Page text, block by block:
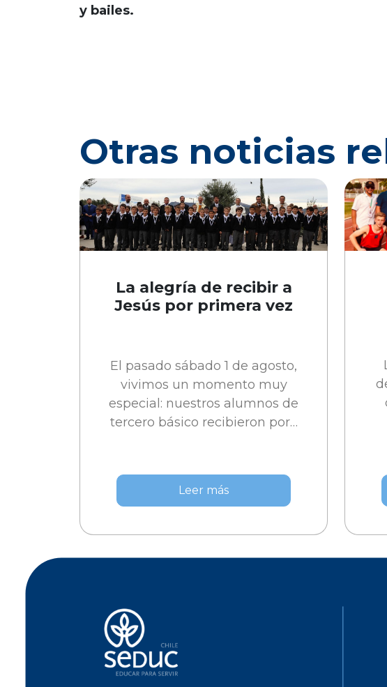
y bailes.
Otras noticias
La alegría de recibir a
Jesús por primera vez
El pasado sábado 1 de agosto,
vivimos un momento muy
especial: nuestros alumnos de
tercero básico recibieron por…
Leer más